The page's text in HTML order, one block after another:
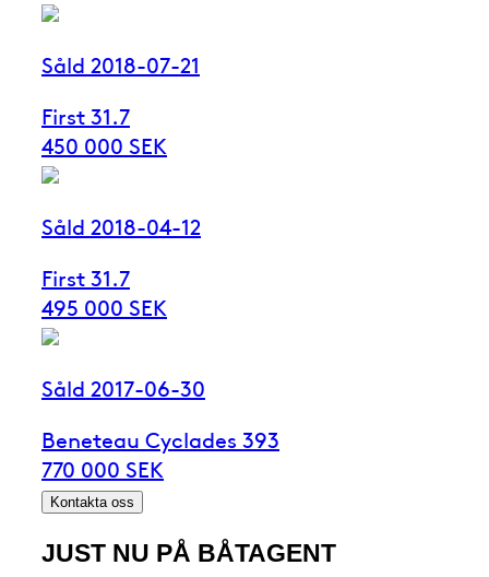
Såld 2018-07-21
First 31.7
450 000 SEK
Såld 2018-04-12
First 31.7
495 000 SEK
Såld 2017-06-30
Beneteau Cyclades 393
770 000 SEK
Kontakta oss
JUST NU PÅ BÅTAGENT